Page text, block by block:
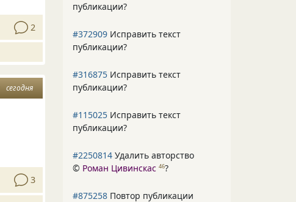
2
сегодня
3
публикации?
#372909 Исправить текст
публикации?
#316875 Исправить текст
публикации?
#115025 Исправить текст
публикации?
#2250814 Удалить авторство
© Роман Цивинскас 46?
#875258 Повтор публикации